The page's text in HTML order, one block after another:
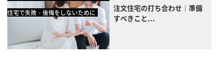
住宅で失敗・後悔をしないために
注文住宅の打ち合わせ｜準備
すべきこと...